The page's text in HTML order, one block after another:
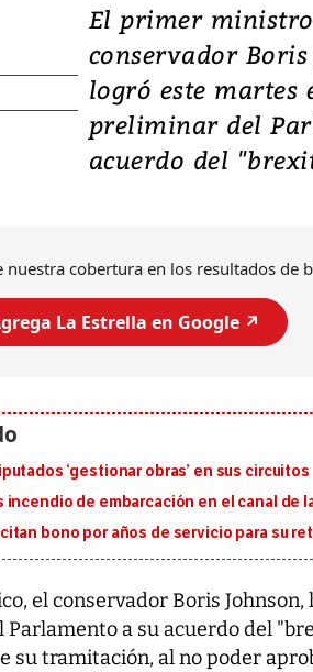
El primer
conservador Boris
logró este martes
preliminar del
acuerdo del
nuestra cobertura en los resultados de
La Estrella en Google ↗️
‘gestionar obras’ en sus circuitos
incendio de embarcación en el canal de
bono por años de servicio para su
el conservador Boris Johnson,
a su acuerdo del
su tramitación, al no poder
Video,
deja
daños en
al sur de